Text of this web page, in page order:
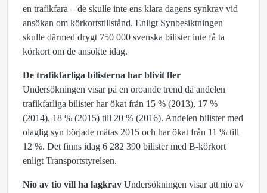
en trafikfara – de skulle inte ens klara dagens synkrav vid
ansökan om körkortstillstånd. Enligt Synbesiktningen
skulle därmed drygt 750 000 svenska bilister inte få ta
körkort om de ansökte idag.
De trafikfarliga bilisterna har blivit fler
Undersökningen visar på en oroande trend då andelen
trafikfarliga bilister har ökat från 15 % (2013), 17 %
(2014), 18 % (2015) till 20 % (2016). Andelen bilister med
olaglig syn började mätas 2015 och har ökat från 11 % till
12 %. Det finns idag 6 282 390 bilister med B-körkort
enligt Transportstyrelsen.
Nio av tio vill ha lagkrav Undersökningen visar att nio av